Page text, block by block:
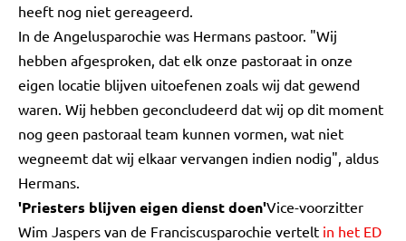
heeft nog niet gereageerd.
In de Angelusparochie was Hermans pastoor. "Wij
hebben afgesproken, dat elk onze pastoraat in onze
eigen locatie blijven uitoefenen zoals wij dat gewend
waren. Wij hebben geconcludeerd dat wij op dit moment
nog geen pastoraal team kunnen vormen, wat niet
wegneemt dat wij elkaar vervangen indien nodig", aldus
Hermans.
'Priesters blijven eigen dienst doen'Vice-voorzitter
Wim Jaspers van de Franciscusparochie vertelt in het ED